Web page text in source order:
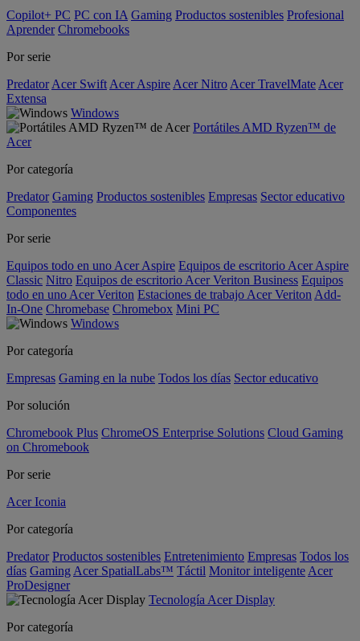
Copilot+ PC PC con IA Gaming Productos sostenibles Profesional
Aprender Chromebooks
Por serie
Predator Acer Swift Acer Aspire Acer Nitro Acer TravelMate Acer
Extensa
Windows
Portátiles AMD Ryzen™ de
Acer
Por categoría
Predator Gaming Productos sostenibles Empresas Sector educativo
Componentes
Por serie
Equipos todo en uno Acer Aspire Equipos de escritorio Acer Aspire
Classic Nitro Equipos de escritorio Acer Veriton Business Equipos
todo en uno Acer Veriton Estaciones de trabajo Acer Veriton Add-
In-One Chromebase Chromebox Mini PC
Windows
Por categoría
Empresas Gaming en la nube Todos los días Sector educativo
Por solución
Chromebook Plus ChromeOS Enterprise Solutions Cloud Gaming
on Chromebook
Por serie
Acer Iconia
Por categoría
Predator Productos sostenibles Entretenimiento Empresas Todos los
días Gaming Acer SpatialLabs™ Táctil Monitor inteligente Acer
ProDesigner
Tecnología Acer Display
Por categoría